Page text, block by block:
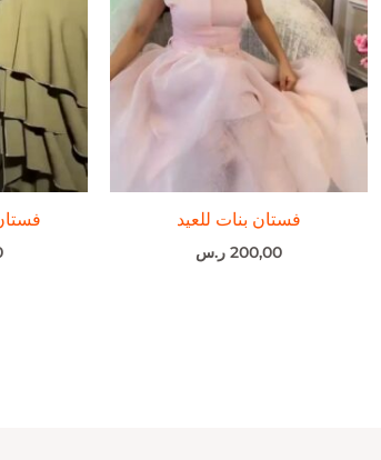
فستان بنات للعيد
200,00 ر.س